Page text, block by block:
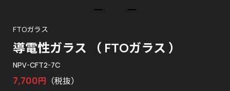
FTOガラス
導電性ガラス （ FTOガラス ）
NPV-CFT2-7C
7,700円 （税抜）